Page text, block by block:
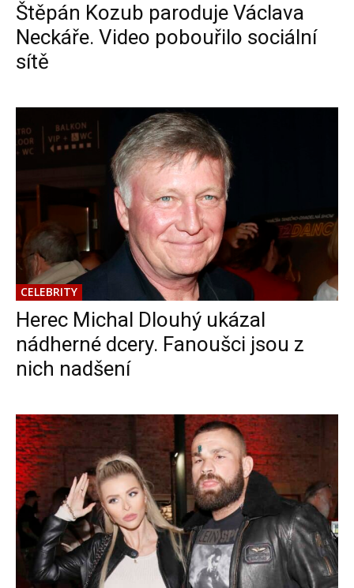
Štěpán Kozub paroduje Václava
Neckáře. Video pobouřilo sociální
sítě
CELEBRITY
Herec Michal Dlouhý ukázal
nádherné dcery. Fanoušci jsou z
nich nadšení